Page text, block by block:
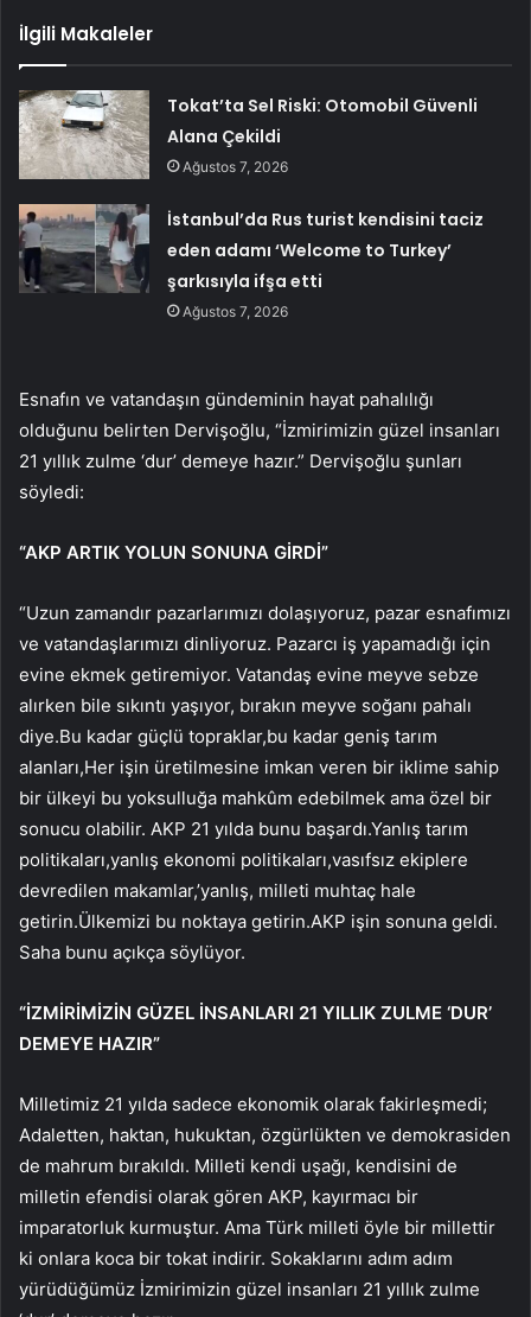
İlgili Makaleler
Tokat’ta Sel Riski: Otomobil Güvenli
Alana Çekildi
Ağustos 7, 2026
İstanbul’da Rus turist kendisini taciz
eden adamı ‘Welcome to Turkey’
şarkısıyla ifşa etti
Ağustos 7, 2026
Esnafın ve vatandaşın gündeminin hayat pahalılığı
olduğunu belirten Dervişoğlu, “İzmirimizin güzel insanları
21 yıllık zulme ‘dur’ demeye hazır.” Dervişoğlu şunları
söyledi:
“AKP ARTIK YOLUN SONUNA GİRDİ”
“Uzun zamandır pazarlarımızı dolaşıyoruz, pazar esnafımızı
ve vatandaşlarımızı dinliyoruz. Pazarcı iş yapamadığı için
evine ekmek getiremiyor. Vatandaş evine meyve sebze
alırken bile sıkıntı yaşıyor, bırakın meyve soğanı pahalı
diye.Bu kadar güçlü topraklar,bu kadar geniş tarım
alanları,Her işin üretilmesine imkan veren bir iklime sahip
bir ülkeyi bu yoksulluğa mahkûm edebilmek ama özel bir
sonucu olabilir. AKP 21 yılda bunu başardı.Yanlış tarım
politikaları,yanlış ekonomi politikaları,vasıfsız ekiplere
devredilen makamlar,’yanlış, milleti muhtaç hale
getirin.Ülkemizi bu noktaya getirin.AKP işin sonuna geldi.
Saha bunu açıkça söylüyor.
“İZMİRİMİZİN GÜZEL İNSANLARI 21 YILLIK ZULME ‘DUR’
DEMEYE HAZIR”
Milletimiz 21 yılda sadece ekonomik olarak fakirleşmedi;
Adaletten, haktan, hukuktan, özgürlükten ve demokrasiden
de mahrum bırakıldı. Milleti kendi uşağı, kendisini de
milletin efendisi olarak gören AKP, kayırmacı bir
imparatorluk kurmuştur. Ama Türk milleti öyle bir millettir
ki onlara koca bir tokat indirir. Sokaklarını adım adım
yürüdüğümüz İzmirimizin güzel insanları 21 yıllık zulme